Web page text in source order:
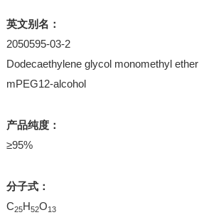
英文别名：
2050595-03-2
Dodecaethylene glycol monomethyl ether
mPEG12-alcohol
产品纯度：
≥95%
分子式：
C25H52O13